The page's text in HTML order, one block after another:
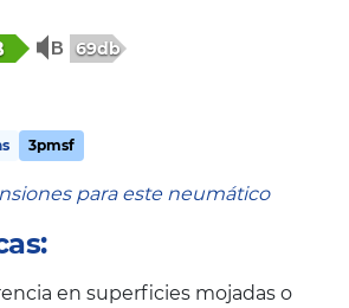
69db
3pmsf
para este neumático
en superficies mojadas o